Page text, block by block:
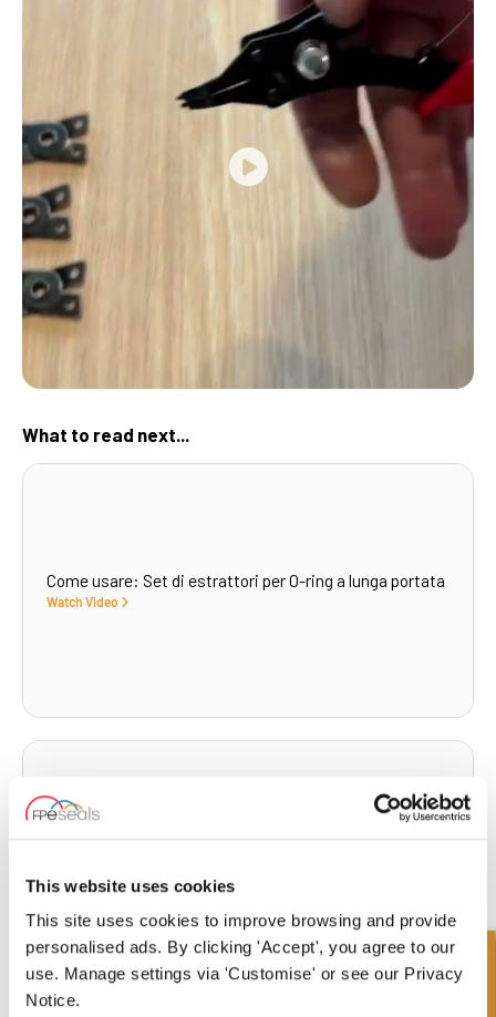
This website uses cookies
This site uses cookies to improve browsing and provide
personalised ads. By clicking 'Accept', you agree to our
use. Manage settings via 'Customise' or see our Privacy
Notice.
What to read next...
Come usare: Set di estrattori per O-ring a lunga portata
Watch Video
Watch Video